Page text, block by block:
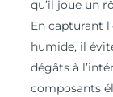
qu’il joue un
En capturant
humide, il
dégâts à
composants